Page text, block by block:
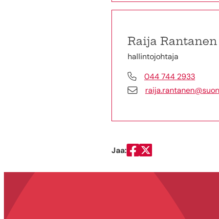
Raija Rantanen
hallintojohtaja
044 744 2933
Jaa:
Jaa Facebookissa
Jaa Twitterissä